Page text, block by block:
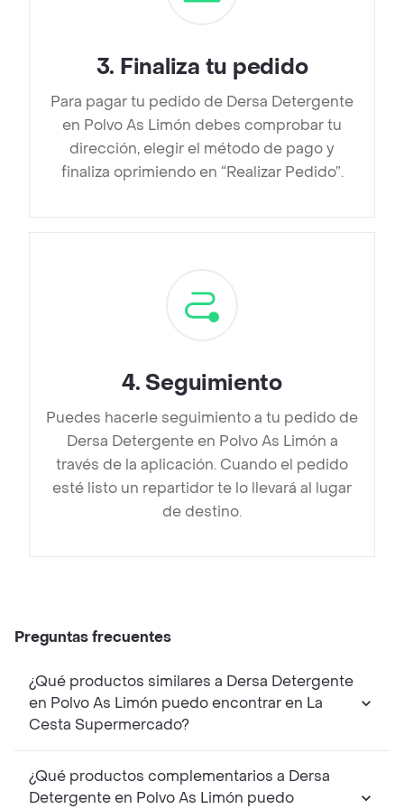
3. Finaliza tu pedido
Para pagar tu pedido de Dersa Detergente
en Polvo As Limón debes comprobar tu
dirección, elegir el método de pago y
finaliza oprimiendo en “Realizar Pedido”.
4. Seguimiento
Puedes hacerle seguimiento a tu pedido de
Dersa Detergente en Polvo As Limón a
través de la aplicación. Cuando el pedido
esté listo un repartidor te lo llevará al lugar
de destino.
Preguntas frecuentes
¿Qué productos similares a Dersa Detergente
en Polvo As Limón puedo encontrar en La
Cesta Supermercado?
¿Qué productos complementarios a Dersa
Detergente en Polvo As Limón puedo